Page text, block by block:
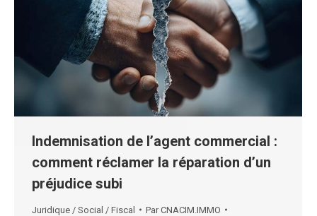
Indemnisation de l’agent commercial :
comment réclamer la réparation d’un
préjudice subi
Juridique / Social / Fiscal ParCNACIM.IMMO